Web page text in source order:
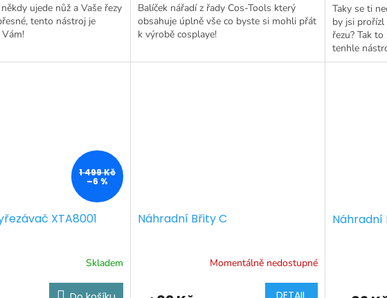
ujede nůž a Vaše řezy
tento nástroj je
Balíček nářadí z řady Cos-Tools který
obsahuje úplně vše co byste si mohli přát
k výrobě cosplaye!
Taky se ti
by jsi prořízl
řezu? Tak
tenhle
1 499 Kč
–6 %
XTA8001
Skladem
Náhradní Břity C
Momentálně nedostupné
Náhradní